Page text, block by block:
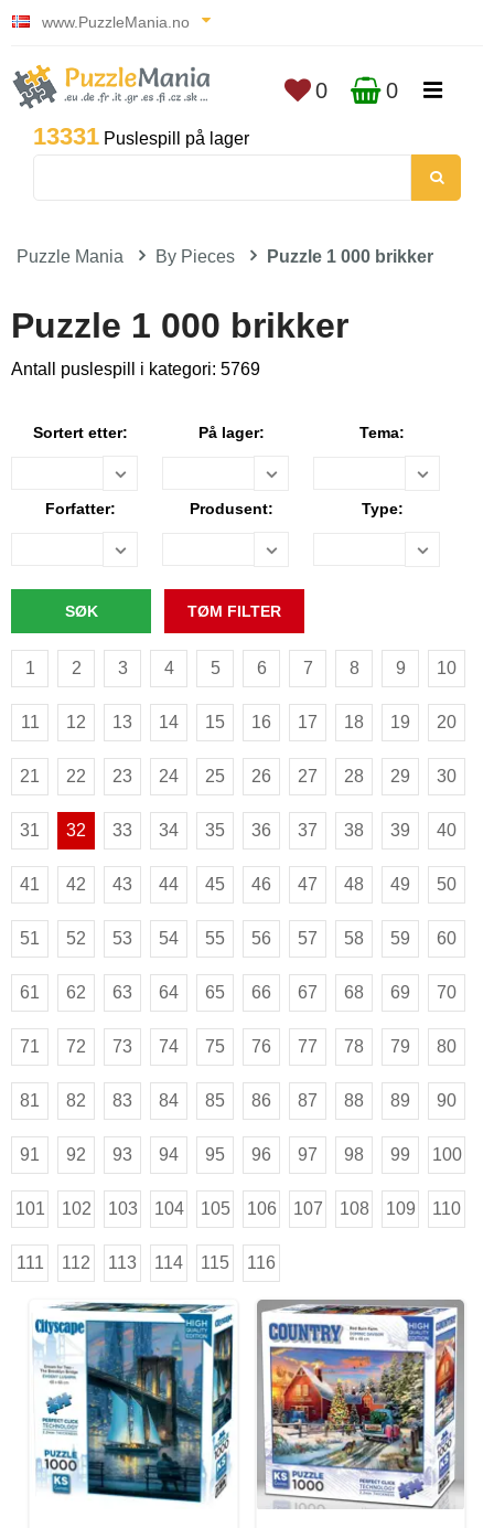
www.PuzzleMania.no
13331 Puslespill på lager
0 0
Puzzle Mania By Pieces Puzzle 1 000 brikker
Puzzle 1 000 brikker
Antall puslespill i kategori: 5769
Sortert etter: På lager: Tema:
Forfatter: Produsent: Type:
1 2 3 4 5 6 7 8 9 10
11 12 13 14 15 16 17 18 19 20
21 22 23 24 25 26 27 28 29 30
31 32 33 34 35 36 37 38 39 40
41 42 43 44 45 46 47 48 49 50
51 52 53 54 55 56 57 58 59 60
61 62 63 64 65 66 67 68 69 70
71 72 73 74 75 76 77 78 79 80
81 82 83 84 85 86 87 88 89 90
91 92 93 94 95 96 97 98 99 100
101 102 103 104 105 106 107 108 109 110
111 112 113 114 115 116